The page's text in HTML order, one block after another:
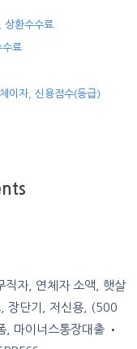
상환수수료
수료
이자, 신용점수(등급)
자, 연체자 소액, 햇살
장단기, 저신용, (500
마이너스통장대출 •